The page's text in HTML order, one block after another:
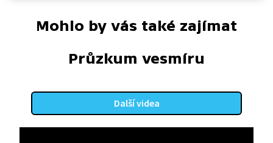
Mohlo by vás také zajímat
Průzkum vesmíru
Další videa